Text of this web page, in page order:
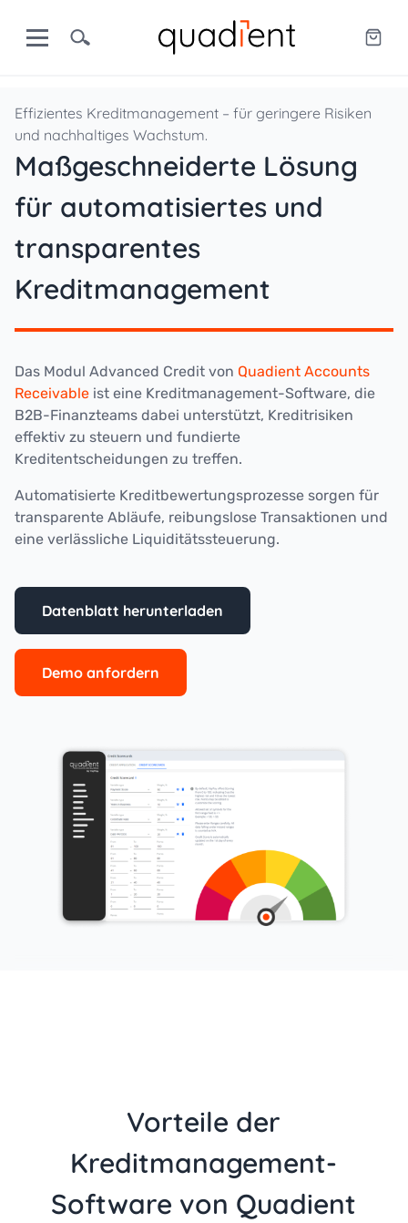
Effizientes Kreditmanagement – für geringere Risiken
und nachhaltiges Wachstum.
Maßgeschneiderte Lösung
für automatisiertes und
transparentes
Kreditmanagement
Das Modul Advanced Credit von Quadient Accounts
Receivable ist eine Kreditmanagement-Software, die
B2B-Finanzteams dabei unterstützt, Kreditrisiken
effektiv zu steuern und fundierte
Kreditentscheidungen zu treffen.
Automatisierte Kreditbewertungsprozesse sorgen für
transparente Abläufe, reibungslose Transaktionen und
eine verlässliche Liquiditätssteuerung.
Datenblatt herunterladen
Demo anfordern
Vorteile der
Kreditmanagement-
Software von Quadient